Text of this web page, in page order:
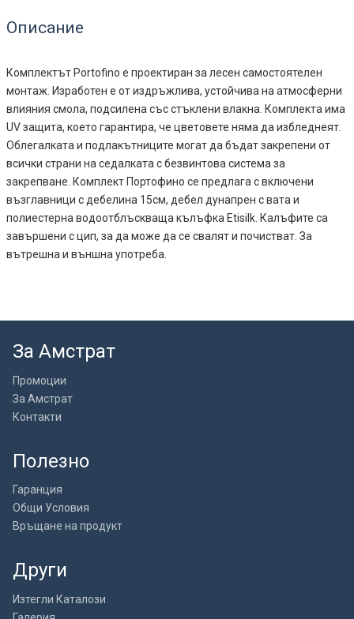
Описание
Комплектът Portofino е проектиран за лесен самостоятелен
монтаж. Изработен е от издръжлива, устойчива на атмосферни
влияния смола, подсилена със стъклени влакна. Комплекта има
UV защита, което гарантира, че цветовете няма да избледнеят.
Облегалката и подлакътниците могат да бъдат закрепени от
всички страни на седалката с безвинтова система за
закрепване. Комплект Портофино се предлага с включени
възглавници с дебелина 15см, дебел дунапрен с вата и
полиестерна водоотблъскваща кълъфка Etisilk. Калъфите са
завършени с цип, за да може да се свалят и почистват. За
вътрешна и външна употреба.
За Амстрат
Промоции
За Амстрат
Контакти
Полезно
Гаранция
Общи Условия
Връщане на продукт
Други
Изтегли Каталози